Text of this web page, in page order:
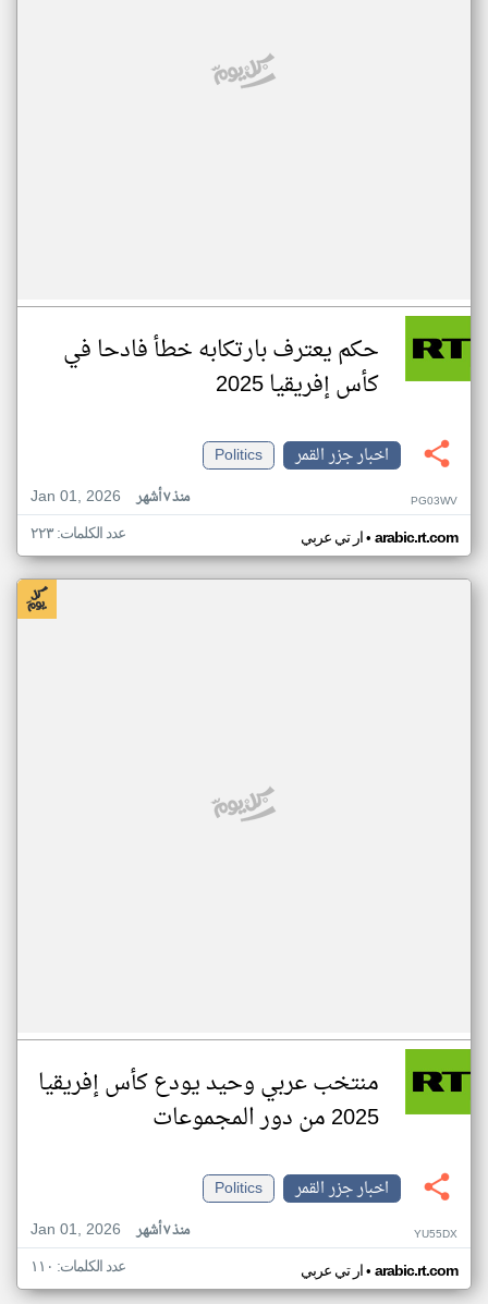
حكم يعترف بارتكابه خطأ فادحا في
كأس إفريقيا 2025
اخبار جزر القمر
Politics
Jan 01, 2026
منذ ٧ أشهر PG03WV
ار تي عربي• arabic.rt.com عدد الكلمات: ٢٢٣
منتخب عربي وحيد يودع كأس إفريقيا
2025 من دور المجموعات
اخبار جزر القمر
Politics
Jan 01, 2026
منذ ٧ أشهر YU55DX
ار تي عربي• arabic.rt.com عدد الكلمات: ١١٠